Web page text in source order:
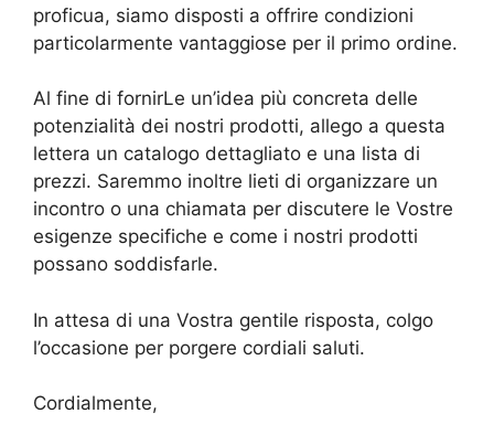
proficua, siamo disposti a offrire condizioni
particolarmente vantaggiose per il primo ordine.
Al fine di fornirLe un’idea più concreta delle
potenzialità dei nostri prodotti, allego a questa
lettera un catalogo dettagliato e una lista di
prezzi. Saremmo inoltre lieti di organizzare un
incontro o una chiamata per discutere le Vostre
esigenze specifiche e come i nostri prodotti
possano soddisfarle.
In attesa di una Vostra gentile risposta, colgo
l’occasione per porgere cordiali saluti.
Cordialmente,